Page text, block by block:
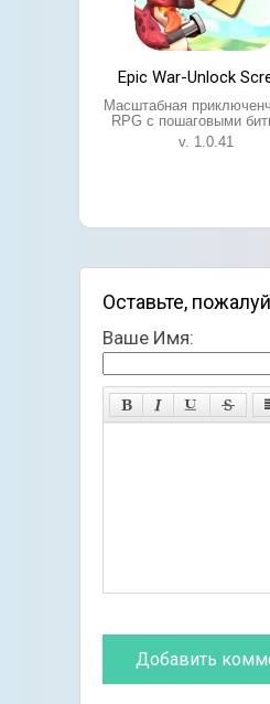
Epic War-Unlock
Масштабная
RPG с пошаговыми
v. 1.0.41
Оставьте,
Ваше Имя: